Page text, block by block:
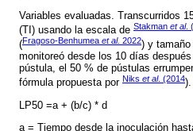
Variables evaluadas. Transcurridos
(TI) usando la escala de Stakman et al.
(Fragoso-Benhumea et al. 2022) y
monitoreó desde los 10 días
pústula, el 50 % de pústulas
fórmula propuesta por Niks et al. (2014).
LP50 =a + (b/c) * d
a = Tiempo desde la inoculación